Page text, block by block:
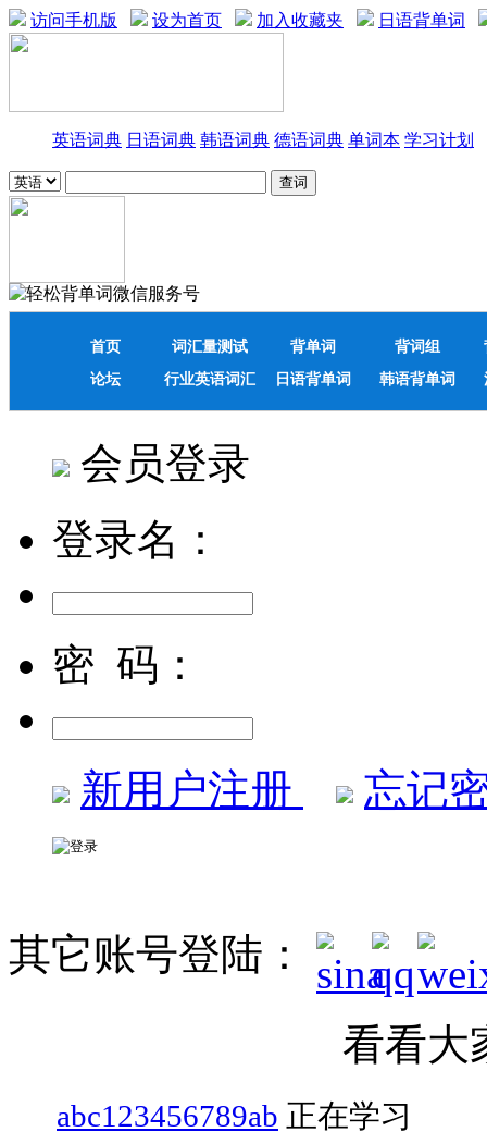
访问手机版 设为首页 加入收藏夹 日语背单词
英语词典 日语词典 韩语词典 德语词典 单词本 学习计划
首页 词汇量测试 背单词 背词组
论坛
行业英语词汇 日语背单词 韩语背单词
会员登录
登录名：
密 码：
新用户注册 忘记
其它账号登陆：
看看大
abc123456789ab 正在学习